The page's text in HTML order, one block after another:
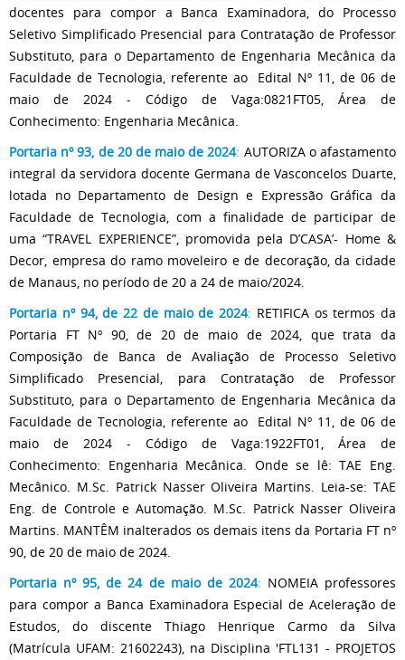
docentes para compor a Banca Examinadora, do Processo
Seletivo Simplificado Presencial para Contratação de Professor
Substituto, para o Departamento de Engenharia Mecânica da
Faculdade de Tecnologia, referente ao Edital Nº 11, de 06 de
maio de 2024 - Código de Vaga:0821FT05, Área de
Conhecimento: Engenharia Mecânica.
Portaria nº 93, de 20 de maio de 2024: AUTORIZA o afastamento
integral da servidora docente Germana de Vasconcelos Duarte,
lotada no Departamento de Design e Expressão Gráfica da
Faculdade de Tecnologia, com a finalidade de participar de
uma “TRAVEL EXPERIENCE”, promovida pela D’CASA’- Home &
Decor, empresa do ramo moveleiro e de decoração, da cidade
de Manaus, no período de 20 a 24 de maio/2024.
Portaria nº 94, de 22 de maio de 2024: RETIFICA os termos da
Portaria FT Nº 90, de 20 de maio de 2024, que trata da
Composição de Banca de Avaliação de Processo Seletivo
Simplificado Presencial, para Contratação de Professor
Substituto, para o Departamento de Engenharia Mecânica da
Faculdade de Tecnologia, referente ao Edital Nº 11, de 06 de
maio de 2024 - Código de Vaga:1922FT01, Área de
Conhecimento: Engenharia Mecânica. Onde se lê: TAE Eng.
Mecânico. M.Sc. Patrick Nasser Oliveira Martins. Leia-se: TAE
Eng. de Controle e Automação. M.Sc. Patrick Nasser Oliveira
Martins. MANTÊM inalterados os demais itens da Portaria FT nº
90, de 20 de maio de 2024.
Portaria nº 95, de 24 de maio de 2024: NOMEIA professores
para compor a Banca Examinadora Especial de Aceleração de
Estudos, do discente Thiago Henrique Carmo da Silva
(Matrícula UFAM: 21602243), na Disciplina 'FTL131 - PROJETOS